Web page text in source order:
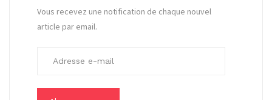
Vous recevez une notification de chaque nouvel
article par email.